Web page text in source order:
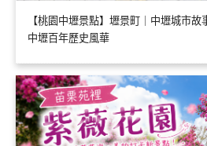
【桃園中壢景點】壢景町｜中壢城市
中壢百年歷史風華